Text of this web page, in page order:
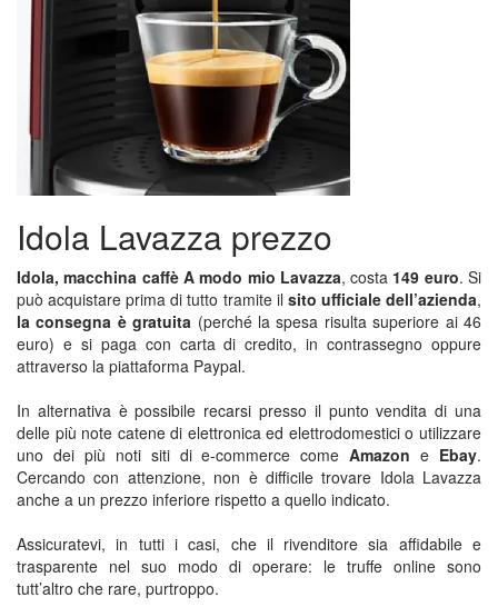
Idola Lavazza prezzo
Idola, macchina caffè A modo mio Lavazza, costa 149 euro. Si
può acquistare prima di tutto tramite il sito ufficiale dell’azienda,
la consegna è gratuita (perché la spesa risulta superiore ai 46
euro) e si paga con carta di credito, in contrassegno oppure
attraverso la piattaforma Paypal.
In alternativa è possibile recarsi presso il punto vendita di una
delle più note catene di elettronica ed elettrodomestici o utilizzare
uno dei più noti siti di e-commerce comeAmazon e Ebay.
Cercando con attenzione, non è difficile trovare Idola Lavazza
anche a un prezzo inferiore rispetto a quello indicato.
Assicuratevi, in tutti i casi, che il rivenditore sia affidabile e
trasparente nel suo modo di operare: le truffe online sono
tutt’altro che rare, purtroppo.